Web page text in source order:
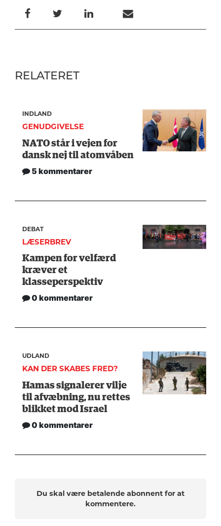
RELATERET
INDLAND
GENUDGIVELSE
NATO står i vejen for
dansk nej til atomvåben
5 kommentarer
DEBAT
LÆSERBREV
Kampen for velfærd
kræver et
klasseperspektiv
0 kommentarer
UDLAND
KAN DER SKABES FRED?
Hamas signalerer vilje
til afvæbning, nu rettes
blikket mod Israel
0 kommentarer
Du skal være betalende abonnent for at
kommentere.